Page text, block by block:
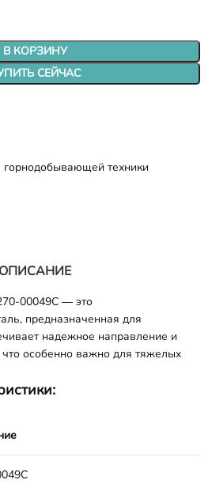
В КОРЗИНУ
СЕЙЧАС
горнодобывающей техники
ОПИСАНИЕ
00049C — это
предназначенная для
надежное направление и
особенно важно для тяжелых